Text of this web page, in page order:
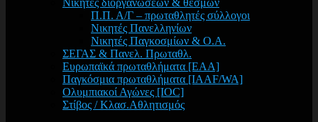
Νικητές διοργανώσεων & θεσμών
Π.Π. Α/Γ – πρωταθλητές σύλλογοι
Νικητές Πανελληνίων
Νικητές Παγκοσμίων & Ο.Α.
ΣΕΓΑΣ & Πανελ. Πρωταθλ.
Ευρωπαϊκά πρωταθλήματα [EAA]
Παγκόσμια πρωταθλήματα [IAAF/WA]
Ολυμπιακοί Αγώνες [IOC]
Στίβος / Κλασ.Αθλητισμός